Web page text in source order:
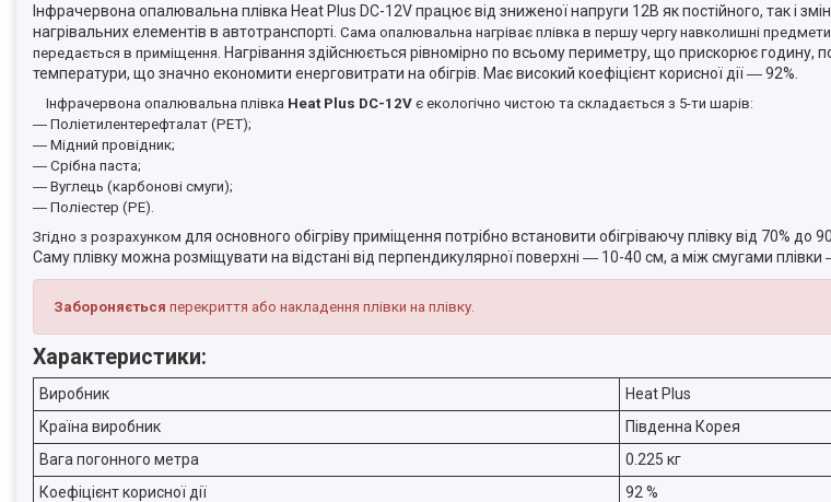
Інфрачервона опалювальна плівка Heat Plus DC-12V працює від зниженої напруги 12В як постійного, так і
нагрівальних елементів в автотранспорті. Сама опалювальна нагріває плівка в першу чергу навколишні
передається в приміщення. Нагрівання здійснюється рівномірно по всьому периметру, що прискорює годину,
температури, що значно економити енерговитрати на обігрів. Має високий коефіцієнт корисної дії ― 92%.
Інфрачервона опалювальна плівка Heat Plus DC-12V є екологічно чистою та складається з 5-ти шарів:
― Поліетилентерефталат (РЕТ);
― Мідний провідник;
― Срібна паста;
― Вуглець (карбонові смуги);
― Поліестер (РЕ).
Згідно з розрахунком для основного обігріву приміщення потрібно встановити обігріваючу плівку від 70% до
Саму плівку можна розміщувати на відстані від перпендикулярної поверхні ― 10-40 см, а між смугами плівки
Забороняється перекриття або накладення плівки на плівку.
Характеристики:
Виробник
Heat Plus
Країна виробник
Південна Корея
Вага погонного метра
0.225 кг
Коефіцієнт корисної дії
92 %